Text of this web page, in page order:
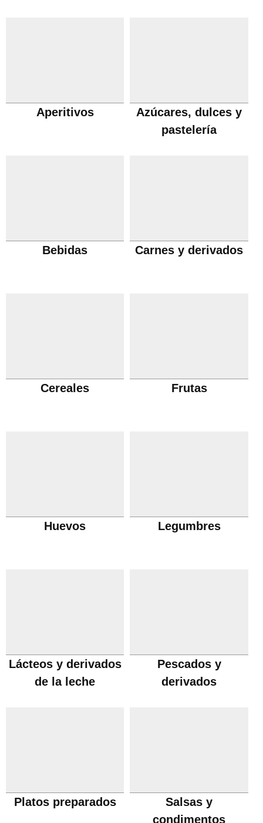
Aperitivos
Azúcares, dulces y
pastelería
Bebidas Carnes y derivados
Cereales Frutas
Huevos Legumbres
Lácteos y derivados
de la leche
Pescados y
derivados
Platos preparados
Salsas y
condimentos